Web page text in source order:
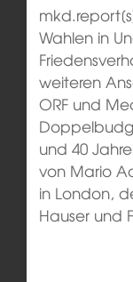
Wahlen in
weiteren
ORF und
und 40
von Mario
in London,
Hauser und